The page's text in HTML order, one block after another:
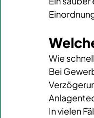
Wie
Bei
In vielen